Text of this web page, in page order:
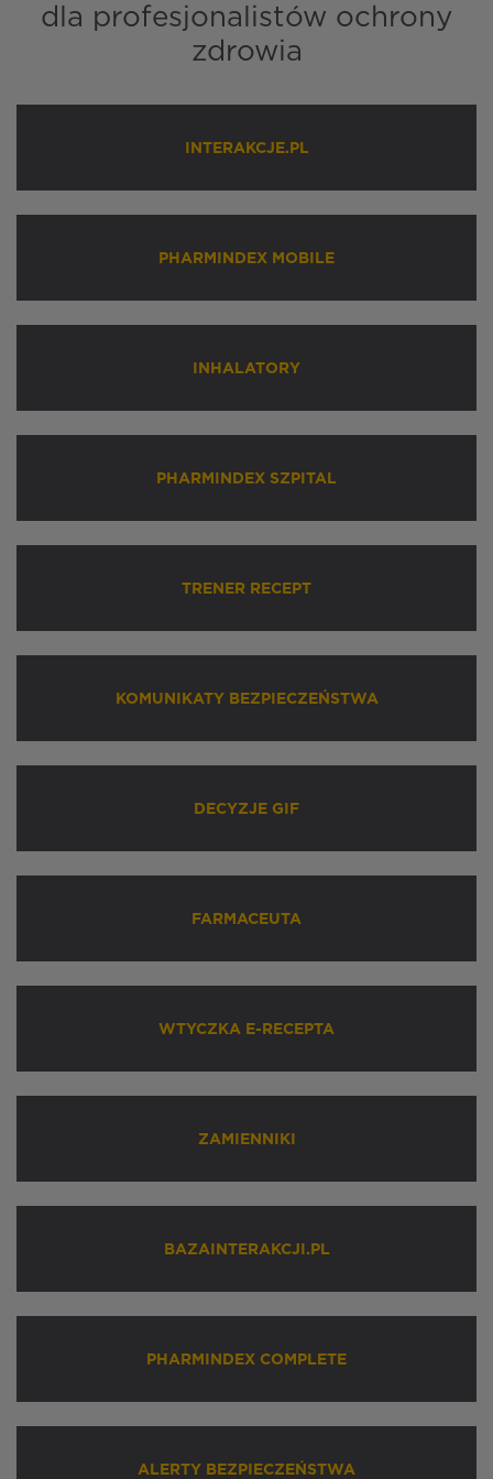
dla profesjonalistów ochrony
zdrowia
INTERAKCJE.PL
PHARMINDEX MOBILE
INHALATORY
PHARMINDEX SZPITAL
TRENER RECEPT
KOMUNIKATY BEZPIECZEŃSTWA
DECYZJE GIF
FARMACEUTA
WTYCZKA E-RECEPTA
ZAMIENNIKI
BAZAINTERAKCJI.PL
PHARMINDEX COMPLETE
ALERTY BEZPIECZEŃSTWA